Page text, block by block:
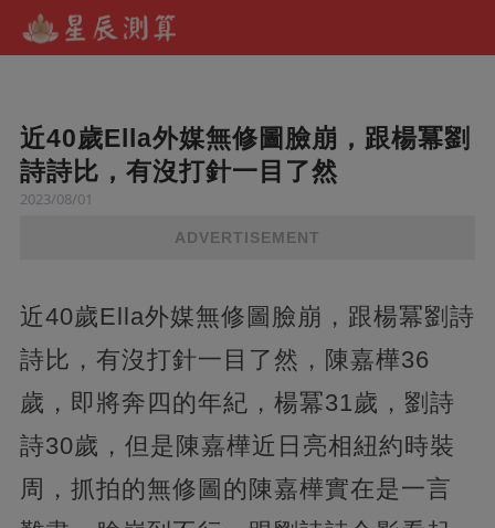
近40歲Ella外媒無修圖臉崩，跟楊冪劉
詩詩比，有沒打針一目了然
2023/08/01
ADVERTISEMENT
近40歲Ella外媒無修圖臉崩，跟楊冪劉詩
詩比，有沒打針一目了然，陳嘉樺36
歲，即將奔四的年紀，楊冪31歲，劉詩
詩30歲，但是陳嘉樺近日亮相紐約時裝
周，抓拍的無修圖的陳嘉樺實在是一言